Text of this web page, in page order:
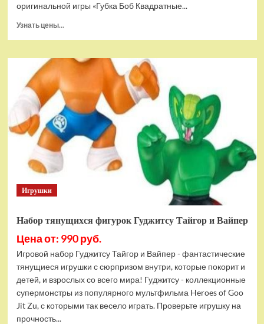
оригинальной игры «Губка Боб Квадратные...
Узнать цены...
Игра
Sponge
Bob
SquarePants
Battle
For
Bikini
Bottom
Rehydrated
(XBOX
Игрушки
Набор тянущихся фигурок Гуджитсу Тайгор и Вайпер
Цена от: 990 руб.
Игровой набор Гуджитсу Тайгор и Вайпер - фантастические
тянущиеся игрушки с сюрпризом внутри, которые покорит и
детей, и взрослых со всего мира! Гуджитсу - коллекционные
супермонстры из популярного мультфильма Heroes of Goo
Jit Zu, с которыми так весело играть. Проверьте игрушку на
прочность...